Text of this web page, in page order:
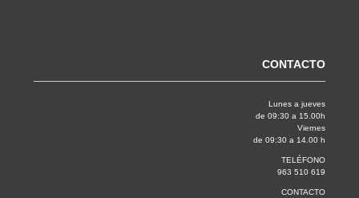
CONTACTO
Lunes a jueves
de 09:30 a 15.00h
Viernes
de 09:30 a 14.00 h
TELÉFONO
963 510 619
CONTACTO